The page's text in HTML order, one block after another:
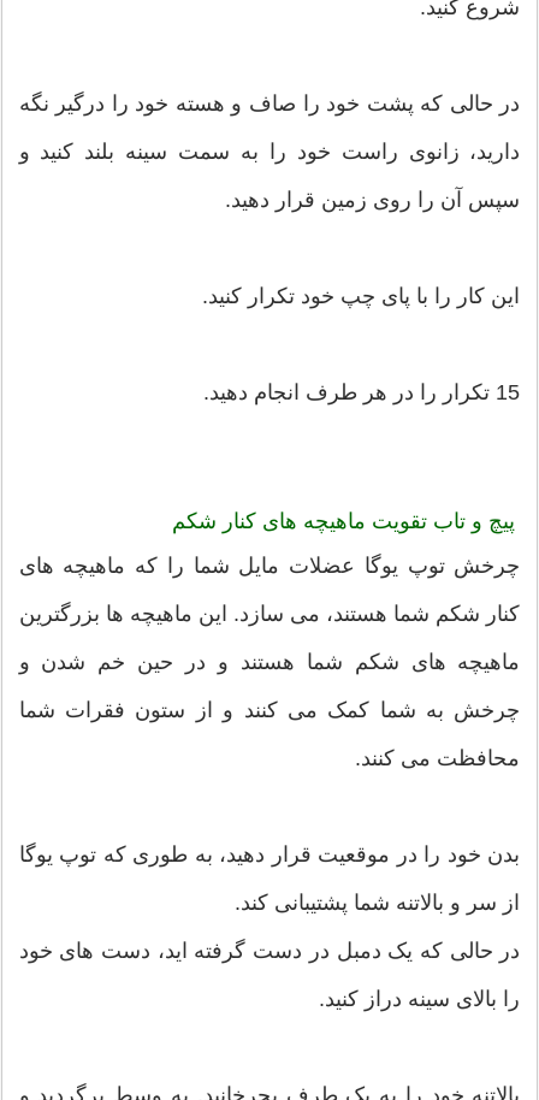
شروع کنید.
در حالی که پشت خود را صاف و هسته خود را درگیر نگه
دارید، زانوی راست خود را به سمت سینه بلند کنید و
سپس آن را روی زمین قرار دهید.
این کار را با پای چپ خود تکرار کنید.
15 تکرار را در هر طرف انجام دهید.
پیچ و تاب تقویت ماهیچه های کنار شکم
چرخش توپ یوگا عضلات مایل شما را که ماهیچه های
کنار شکم شما هستند، می سازد. این ماهیچه ها بزرگترین
ماهیچه های شکم شما هستند و در حین خم شدن و
چرخش به شما کمک می کنند و از ستون فقرات شما
محافظت می کنند.
بدن خود را در موقعیت قرار دهید، به طوری که توپ یوگا
از سر و بالاتنه شما پشتیبانی کند.
در حالی که یک دمبل در دست گرفته اید، دست های خود
را بالای سینه دراز کنید.